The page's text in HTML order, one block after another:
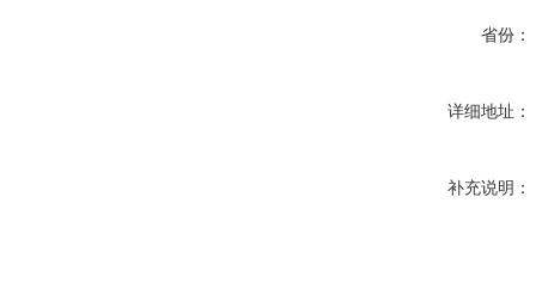
省份：
详细地址：
补充说明：